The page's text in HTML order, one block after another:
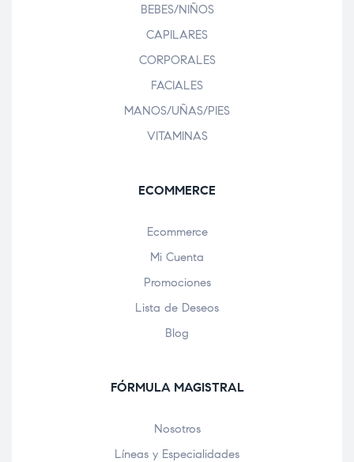
BEBES/NIÑOS
CAPILARES
CORPORALES
FACIALES
MANOS/UÑAS/PIES
VITAMINAS
ECOMMERCE
Ecommerce
Mi Cuenta
Promociones
Lista de Deseos
Blog
FÓRMULA MAGISTRAL
Nosotros
Líneas y Especialidades